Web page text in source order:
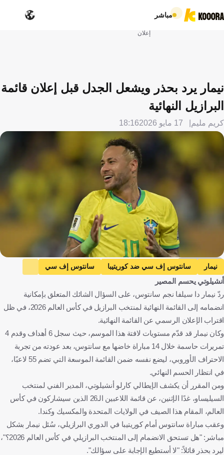
مباشر
إعلان
نيمار يرد بحذر ويشعل الجدل قبل إعلان قائمة
البرازيل النهائية
كريم مليم 17 مايو 2026 18:16
Getty Images
نيمار سانتوس إف سي ضد كوريتيبا
سانتوس إف سي
كوريتيبا
الدوري البرازيلي
البرازيل
المغرب كأس العالم
إسكتلندا ضد البرازيل
البرازيل ضد هايتي هايتي
البرازيل
المغرب
الولايات المتحدة اسكتلندا هايتي كرة قدم
أنشيلوتي يحسم المصير
ردّ نيمار دا سيلفا نجم سانتوس، على السؤال الشائك المتعلق بإمكانية
انضمامه إلى القائمة النهائية لمنتخب البرازيل في كأس العالم 2026، في ظل
اقتراب الإعلان الرسمي عن القائمة النهائية.
وكان نيمار قد قدّم مستويات لافتة هذا الموسم، حيث سجل 6 أهداف وقدم 4
تمريرات حاسمة خلال 14 مباراة خاضها مع سانتوس، بعد عودته من تجربة
الاحتراف الأوروبي، ليضع نفسه ضمن القائمة الموسعة التي تضم 55 لاعبًا،
في انتظار الحسم النهائي.
ومن المقرر أن يكشف الإيطالي كارلو أنشيلوتي، المدير الفني لمنتخب
السيليساو، غدًا الإثنين، عن قائمة اللاعبين الـ26 الذين سيشاركون في كأس
العالم، المقام هذا الصيف في الولايات المتحدة والمكسيك وكندا.
وعقب مباراة سانتوس أمام كوريتيبا في الدوري البرازيلي، سُئل نيمار بشكل
مباشر: "هل تستحق الانضمام إلى المنتخب البرازيلي في كأس العالم 2026؟"،
ليرد بحذر قائلاً: "لا أستطيع الإجابة على سؤالك".